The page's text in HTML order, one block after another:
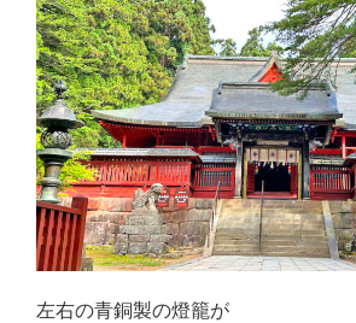
左右の青銅製の燈籠が